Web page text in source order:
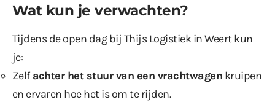
Wat kun je verwachten?
Tijdens de open dag bij Thijs Logistiek in Weert kun
je:
Zelf achter het stuur van een vrachtwagen kruipen
en ervaren hoe het is om te rijden.